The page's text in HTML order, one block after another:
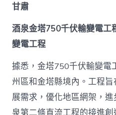
甘肅
酒泉金塔750千伏輸變電工
變電工程
據悉，金塔750千伏輸變電
州區和金塔縣境內。工程
展需求，優化地區網架，
泉第二條直流工程的接進